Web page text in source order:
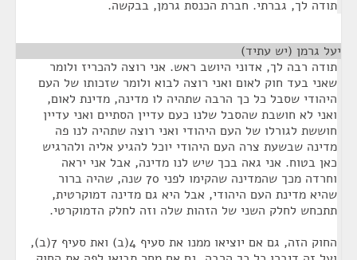
תודה לך, גברתי. חברת הכנסת גרמן, בבקשה.
יעל גרמן (יש עתיד)
תודה רבה לך, אדוני היושב ראש. אני רוצה להכריז ולומר
שאני בעד חוק לאום ואני רוצה לבוא ולומר שזכותו של העם
היהודי שסבל כל כך הרבה שתהיה לו מדינה, מדינת לאום,
ואני לא חושבת שהסבל שלנו כעם עדיין הסתיים ואני עדיין
חוששת לגורלו של העם היהודי ואני רוצה שתהיה לנו פה
מדינה שבשעת צרה העם היהודי יוכל להגיע אליה ולהרגיש
כאן בטוח. אני גאה בכך שיש לנו מדינה, אבל אני יראה
וחרדה מכך שהמדינה שהקימו לפני 70 שנה, שהיה ברור
שהיא מדינת העם היהודי, אבל היא גם מדינה דמוקרטית,
תתכחש לחלק השני של הזהות שלה וזה לחלק הדמוקרטי.
החוק הזה, גם אם יוציאו ממנו את סעיף 4(ב) ואת סעיף 7(ב),